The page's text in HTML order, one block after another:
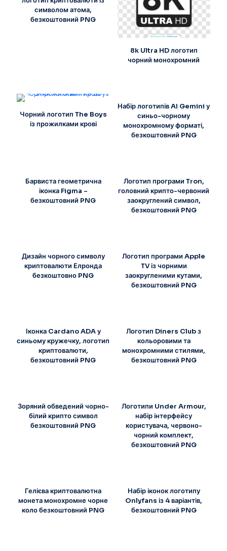
символом атома,
безкоштовний PNG
8k Ultra HD логотип
чорний монохромний
Чорний логотип The Boys
із прожилками крові
Набір логотипів AI Gemini у
синьо-чорному
монохромному форматі,
безкоштовний PNG
Барвиста геометрична
іконка Figma –
безкоштовний PNG
Логотип програми Tron,
головний крипто-червоний
заокруглений символ,
безкоштовний PNG
Дизайн чорного символу
криптовалюти Елронда
безкоштовно PNG
Логотип програми Apple
TV із чорними
заокругленими кутами,
безкоштовний PNG
Іконка Cardano ADA у
синьому кружечку, логотип
криптовалюти,
безкоштовний PNG
Логотип Diners Club з
кольоровими та
монохромними стилями,
безкоштовний PNG
Зоряний обведений чорно-
білий крипто символ
безкоштовний PNG
Логотипи Under Armour,
набір інтерфейсу
користувача, червоно-
чорний комплект,
безкоштовний PNG
Гелієва криптовалютна
монета монохромне чорне
коло безкоштовний PNG
Набір іконок логотипу
Onlyfans із 4 варіантів,
безкоштовний PNG